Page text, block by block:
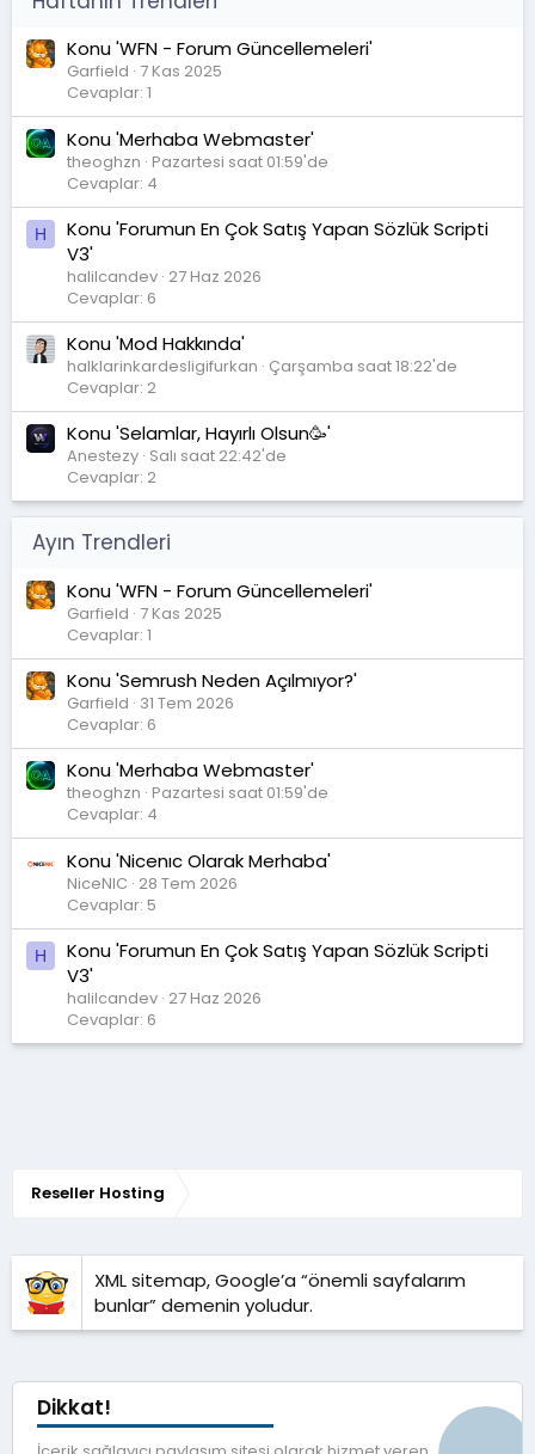
Konu 'WFN - Forum Güncellemeleri'
Garfield 7 Kas 2025
Cevaplar: 1
Konu 'Merhaba Webmaster'
theoghzn Pazartesi saat 01:59'de
Cevaplar: 4
H
Konu 'Forumun En Çok Satış Yapan Sözlük Scripti
V3'
halilcandev 27 Haz 2026
Cevaplar: 6
Konu 'Mod Hakkında'
halklarinkardesligifurkan Çarşamba saat 18:22'de
Cevaplar: 2
Konu 'Selamlar, Hayırlı Olsun🥳'
Anestezy Salı saat 22:42'de
Cevaplar: 2
Ayın Trendleri
Konu 'WFN - Forum Güncellemeleri'
Garfield 7 Kas 2025
Cevaplar: 1
Konu 'Semrush Neden Açılmıyor?'
Garfield 31 Tem 2026
Cevaplar: 6
Konu 'Merhaba Webmaster'
theoghzn Pazartesi saat 01:59'de
Cevaplar: 4
Konu 'Nicenıc Olarak Merhaba'
NiceNIC 28 Tem 2026
Cevaplar: 5
H
Konu 'Forumun En Çok Satış Yapan Sözlük Scripti
V3'
halilcandev 27 Haz 2026
Cevaplar: 6
Reseller Hosting
XML sitemap, Google’a “önemli sayfalarım
bunlar” demenin yoludur.
Dikkat!